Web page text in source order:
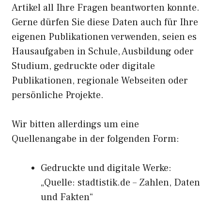
Artikel all Ihre Fragen beantworten konnte.
Gerne dürfen Sie diese Daten auch für Ihre
eigenen Publikationen verwenden, seien es
Hausaufgaben in Schule, Ausbildung oder
Studium, gedruckte oder digitale
Publikationen, regionale Webseiten oder
persönliche Projekte.
Wir bitten allerdings um eine
Quellenangabe in der folgenden Form:
Gedruckte und digitale Werke:
„Quelle: stadtistik.de – Zahlen, Daten
und Fakten“